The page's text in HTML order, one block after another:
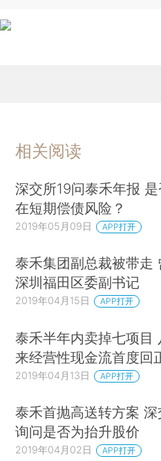
相关阅读
深交所19问泰禾年报
在短期偿债风险？
2019年05月09日 APP打开
泰禾集团副总裁被带走
深圳福田区委副书记
2019年04月15日 APP打开
泰禾半年内卖掉七项目
来经营性现金流首度回
2019年04月13日 APP打开
泰禾首抛高送转方案 深
询问是否为抬升股价
2019年04月02日 APP打开